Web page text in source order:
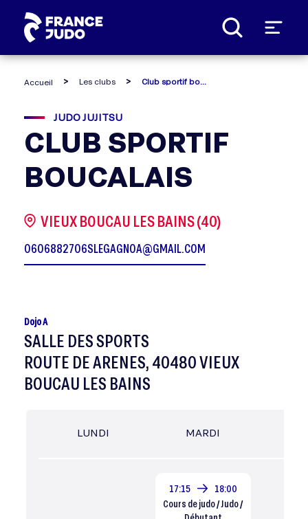
Accueil Les clubs
JUDO JUJITSU
CLUB SPORTIF
BOUCALAIS
VIEUX BOUCAU LES BAINS (40)
0606882706SLEGAGNOA@GMAIL.COM
Dojo A
SALLE DES SPORTS
ROUTE DE ARENES, 40480 VIEUX
BOUCAU LES BAINS
LUNDI MARDI
17:15
18:00
Cours de judo / Judo /